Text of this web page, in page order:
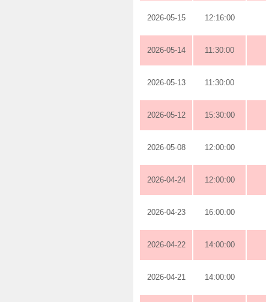
2026-05-15 12:16:00
2026-05-14 11:30:00
2026-05-13 11:30:00
2026-05-12 15:30:00
2026-05-08 12:00:00
2026-04-24 12:00:00
2026-04-23 16:00:00
2026-04-22 14:00:00
2026-04-21 14:00:00